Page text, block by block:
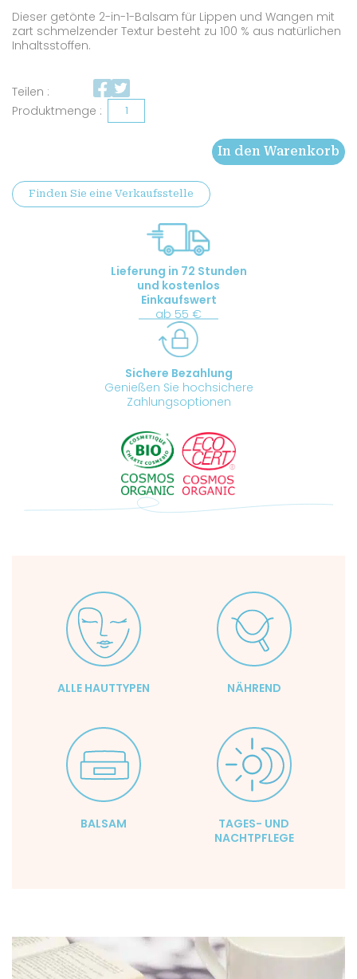
Kundenbe
wertungen
Dieser getönte 2-in-1-Balsam für Lippen und Wangen mit
zart schmelzender Textur besteht zu 100 % aus natürlichen
Inhaltsstoffen.
Teilen :
Bio-
Korallenrosa
Menge
In den Warenkorb
Finden Sie eine Verkaufsstelle
Lieferung in 72 Stunden
und kostenlos
Einkaufswert
ab 55 €
Sichere Bezahlung
Genießen Sie hochsichere
Zahlungsoptionen
ALLE HAUTTYPEN NÄHREND
BALSAM
TAGES- UND
NACHTPFLEGE